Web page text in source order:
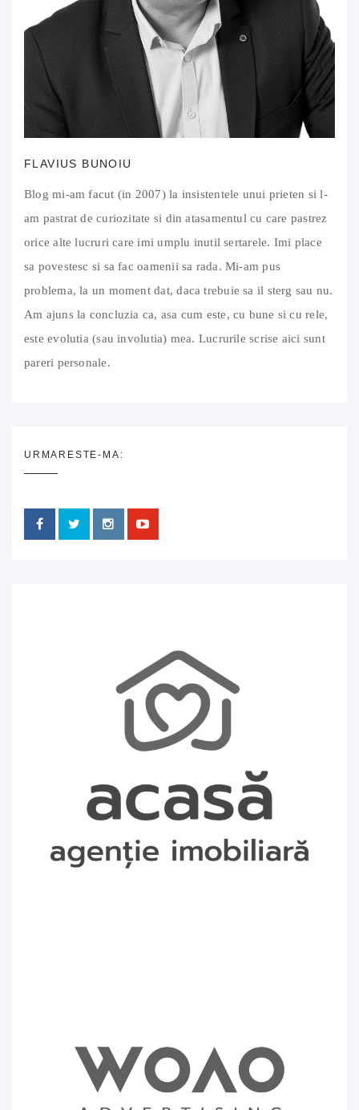
FLAVIUS BUNOIU
Blog mi-am facut (in 2007) la insistentele unui prieten si l-
am pastrat de curiozitate si din atasamentul cu care pastrez
orice alte lucruri care imi umplu inutil sertarele. Imi place
sa povestesc si sa fac oamenii sa rada. Mi-am pus
problema, la un moment dat, daca trebuie sa il sterg sau nu.
Am ajuns la concluzia ca, asa cum este, cu bune si cu rele,
este evolutia (sau involutia) mea. Lucrurile scrise aici sunt
pareri personale.
URMARESTE-MA: